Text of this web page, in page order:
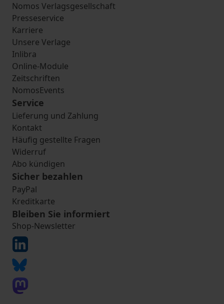
Nomos Verlagsgesellschaft
Presseservice
Karriere
Unsere Verlage
Inlibra
Online-Module
Zeitschriften
NomosEvents
Service
Lieferung und Zahlung
Kontakt
Häufig gestellte Fragen
Widerruf
Abo kündigen
Sicher bezahlen
PayPal
Kreditkarte
Bleiben Sie informiert
Shop-Newsletter